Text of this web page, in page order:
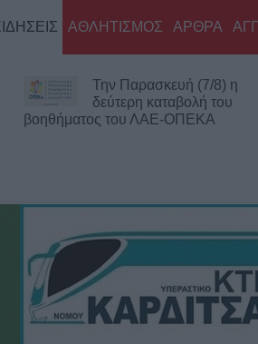
ΑΘΛΗΤΙΣΜΟΣ ΑΡΘΡΑ
Την Παρασκευή (7/8) η
δεύτερη καταβολή του
βοηθήματος του ΛΑΕ-ΟΠΕΚΑ